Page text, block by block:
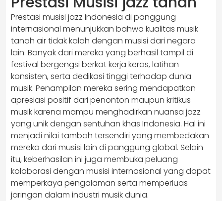
Prestasi musisi jazz Indonesia di panggung
internasional menunjukkan bahwa kualitas musik
tanah air tidak kalah dengan musisi dari negara
lain. Banyak dari mereka yang berhasil tampil di
festival bergengsi berkat kerja keras, latihan
konsisten, serta dedikasi tinggi terhadap dunia
musik. Penampilan mereka sering mendapatkan
apresiasi positif dari penonton maupun kritikus
musik karena mampu menghadirkan nuansa jazz
yang unik dengan sentuhan khas Indonesia. Hal ini
menjadi nilai tambah tersendiri yang membedakan
mereka dari musisi lain di panggung global. Selain
itu, keberhasilan ini juga membuka peluang
kolaborasi dengan musisi internasional yang dapat
memperkaya pengalaman serta memperluas
jaringan dalam industri musik dunia.